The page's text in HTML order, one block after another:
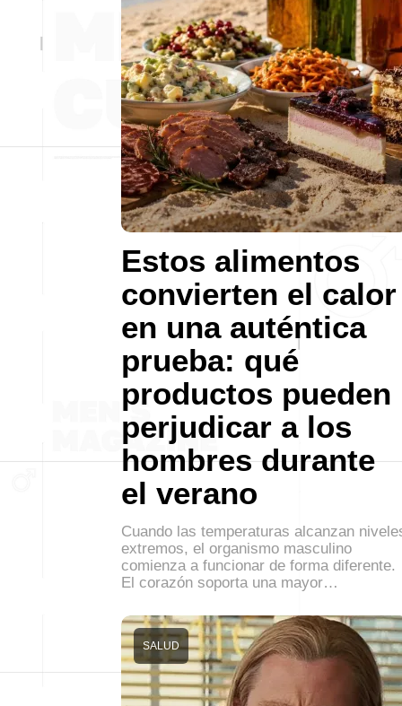
Estos alimentos
convierten el calor
en una auténtica
prueba: qué
productos pueden
perjudicar a los
hombres durante
el verano
Cuando las temperaturas alcanzan
extremos, el organismo masculino
comienza a funcionar de forma diferente.
El corazón soporta una mayor…
SALUD